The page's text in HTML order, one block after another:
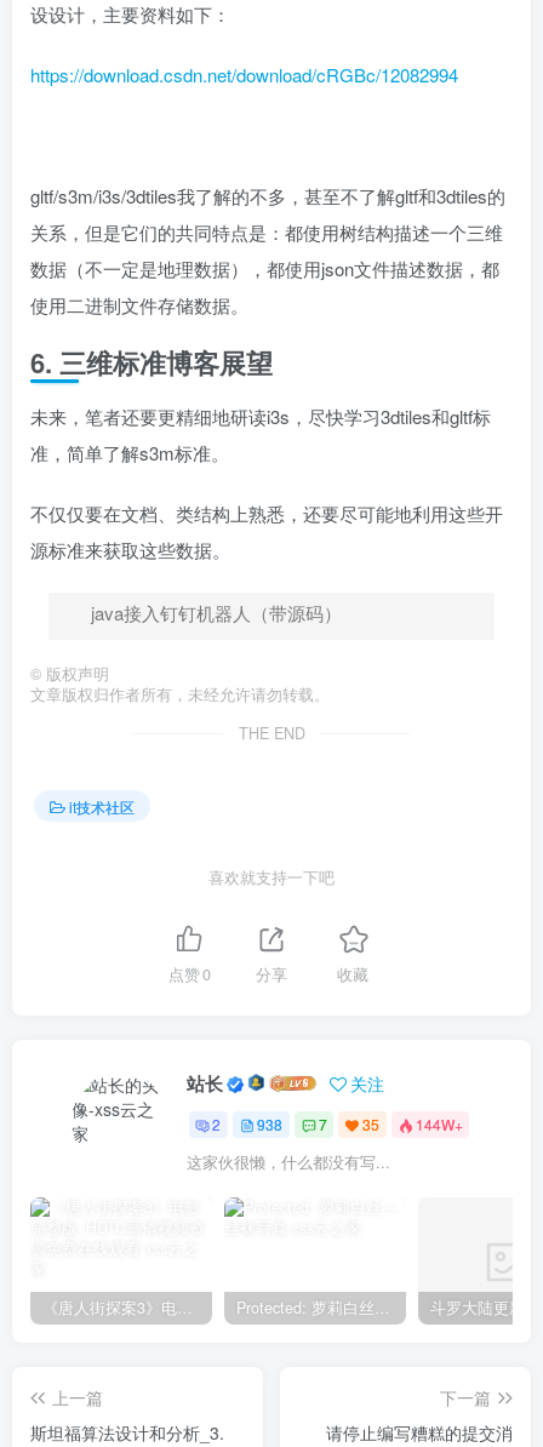
设设计，主要资料如下：
https://download.csdn.net/download/cRGBc/12082994
gltf/s3m/i3s/3dtiles我了解的不多，甚至不了解gltf和3dtiles的
关系，但是它们的共同特点是：都使用树结构描述一个三维
数据（不一定是地理数据），都使用json文件描述数据，都
使用二进制文件存储数据。
6. 三维标准博客展望
未来，笔者还要更精细地研读i3s，尽快学习3dtiles和gltf标
准，简单了解s3m标准。
不仅仅要在文档、类结构上熟悉，还要尽可能地利用这些开
源标准来获取这些数据。
java接入钉钉机器人（带源码）
© 版权声明
文章版权归作者所有，未经允许请勿转载。
THE END
it技术社区
喜欢就支持一下吧
点赞0 分享 收藏
站长 关注
2 938 7 35 144W+
这家伙很懒，什么都没有写...
《唐人街探案3》电影完整版_HDTC高清视频资源免费在线观看 Protected: 萝莉白丝—丝袜写真
上一篇
斯坦福算法设计和分析_3.
下一篇
请停止编写糟糕的提交消